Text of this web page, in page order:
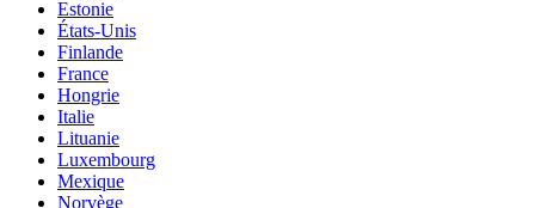
Estonie
États-Unis
Finlande
France
Hongrie
Italie
Lituanie
Luxembourg
Mexique
Norvège